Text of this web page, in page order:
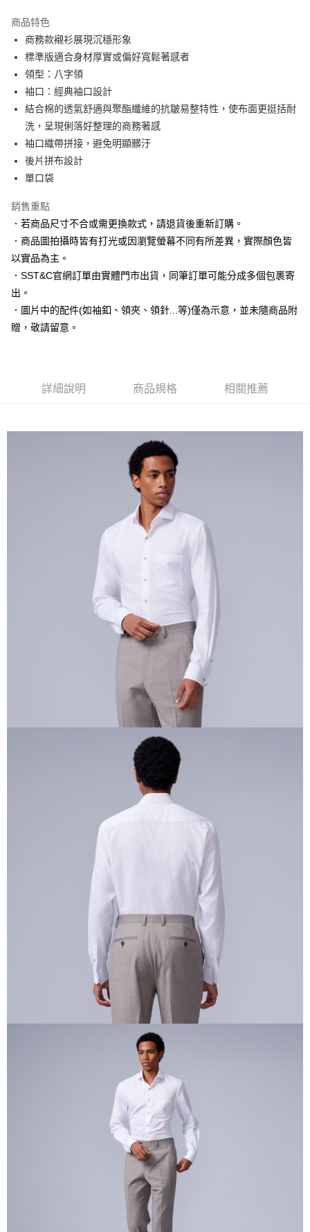
合作金庫商業銀行
華南商業銀行
上海商業儲蓄銀行
台北富邦商業銀行
國泰世華商業銀行
臺灣中小企業銀行
匯豐（台灣）商業銀行
華泰商業銀行
聯邦商業銀行
遠東國際商業銀行
元大商業銀行
玉山商業銀行
台新國際商業銀行
台灣樂天信用卡公司
6 期 0 利率 每期
華南商業銀行
彰化商業銀行
上海商業儲蓄銀行
國泰世華商業銀行
臺灣中小企業銀行
台中商業銀行
匯豐（台灣）商業銀行
聯邦商業銀行
元大商業銀行
玉山商業銀行
台新國際商業銀行
LINE Pay
Apple Pay
街口支付
悠遊付
Google Pay
全盈+PAY
AFTEE先享後付
相關說明
【關於「AFTEE先享後付」】
AFTEE先享後付是「在收到商品之後才付款」的支付方式。 讓您購物簡單
便利好安心！
１．簡單：不需註冊會員、不需綁卡、不需儲值。
２．便利：只要手機號碼，簡訊認證，即可結帳。
【「AFTEE先享後付」結帳流程】
ATM／網路銀行／等多元方式進行付款，方視為交易完成。
※ 交易是否成功請以「AFTEE先享後付 」之結帳頁面顯示為準，若有關於
是否繳費成功／繳費後需取消欲退款等相關疑問，請聯繫「AFTEE先享後付
https://netprotections.freshdesk.com/support/home
１．透過由恩沛科技股份有限公司提供之「AFTEE先享後付」服務完成之交
易，需依本服務之必要範圍內提供個人資料，並將交易相關給付款項請求債
權轉讓予恩沛科技股份有限公司。
２．關於個人資料處理事宜，請瀏覽以下網址：
３．未成年的使用者請事先徵得法定代理人或監護人之同意方可使用
「AFTEE先享後付」，若未經同意申辦者引起之損失，本公司不負相關責
４．使用「AFTEE先享後付」時，將依據個別帳號之用戶狀況，依本公司即
時審查核予不同之上限額度；若仍有額度不足之情形，本公司將視審查結果
５．嚴禁一人註冊多個帳號或使用他人資訊註冊。若發現惡意使用之情形，
恩沛科技股份有限公司將有權停止該用戶之使用額度並採取法律行動。
運送方式
新竹物流宅配
每筆NT$120，滿NT$3,000(含以上)免運費
LINEX 宇迅國際 查看運費
商品特色
商務款襯衫展現沉穩形象
標準版適合身材厚實或偏好寬鬆著感者
領型：八字領
袖口：經典袖口設計
結合棉的透氣舒適與聚酯纖維的抗皺易整特性，使布面更挺括耐
洗，呈現俐落好整理的商務著感
袖口織帶拼接，避免明顯髒汙
後片拼布設計
單口袋
銷售重點
．若商品尺寸不合或需更換款式，請退貨後重新訂購。
．商品圖拍攝時皆有打光或因瀏覽螢幕不同有所差異，實際顏色皆
以實品為主。
．SST&C官網訂單由實體門市出貨，同筆訂單可能分成多個包裹寄
出。
．圖片中的配件(如袖釦、領夾、領針...等)僅為示意，並未隨商品附
贈，敬請留意。
詳細說明 商品規格 相關推薦